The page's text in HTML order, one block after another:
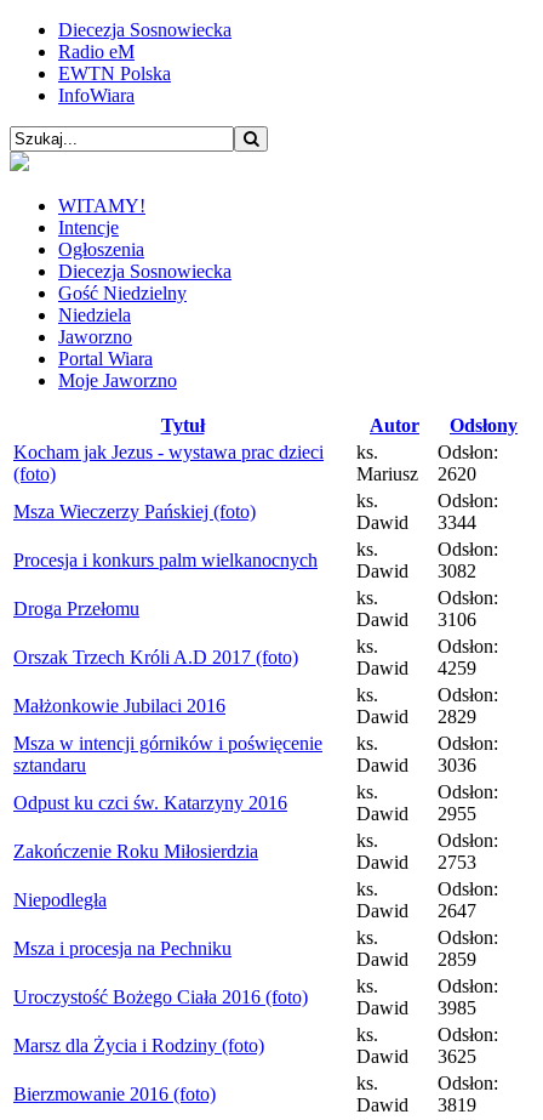
Diecezja Sosnowiecka
Radio eM
EWTN Polska
InfoWiara
WITAMY!
Intencje
Ogłoszenia
Diecezja Sosnowiecka
Gość Niedzielny
Niedziela
Jaworzno
Portal Wiara
Moje Jaworzno
Tytuł Autor
Odsłony
Kocham jak Jezus - wystawa prac dzieci
(foto)
ks.
Mariusz
Odsłon:
2620
Msza Wieczerzy Pańskiej (foto)
ks.
Dawid
Odsłon:
3344
Procesja i konkurs palm wielkanocnych
ks.
Dawid
Odsłon:
3082
Droga Przełomu
ks.
Dawid
Odsłon:
3106
Orszak Trzech Króli A.D 2017 (foto)
ks.
Dawid
Odsłon:
4259
Małżonkowie Jubilaci 2016
ks.
Dawid
Odsłon:
2829
Msza w intencji górników i poświęcenie
sztandaru
ks.
Dawid
Odsłon:
3036
Odpust ku czci św. Katarzyny 2016
ks.
Dawid
Odsłon:
2955
Zakończenie Roku Miłosierdzia
ks.
Dawid
Odsłon:
2753
Niepodległa
ks.
Dawid
Odsłon:
2647
Msza i procesja na Pechniku
ks.
Dawid
Odsłon:
2859
Uroczystość Bożego Ciała 2016 (foto)
ks.
Dawid
Odsłon:
3985
Marsz dla Życia i Rodziny (foto)
ks.
Dawid
Odsłon:
3625
Bierzmowanie 2016 (foto)
ks.
Dawid
Odsłon:
3819